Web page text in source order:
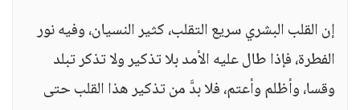
إن القلب البشري سريع التقلب، كثير النسيان، وفيه نور
الفطرة، فإذا طال عليه الأمد بلا تذكير ولا تذكر تبلد
وقسا، وأظلم وأعتم، فلا بدَّ من تذكير هذا القلب حتى